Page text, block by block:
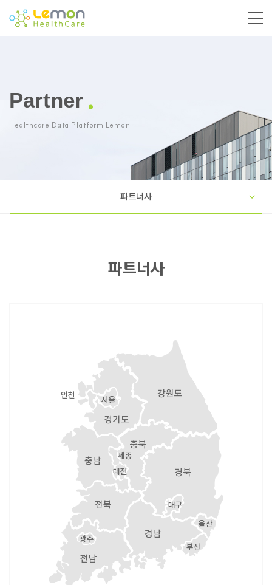
Partner
Healthcare Data Platform Lemon
파트너사
파트너사